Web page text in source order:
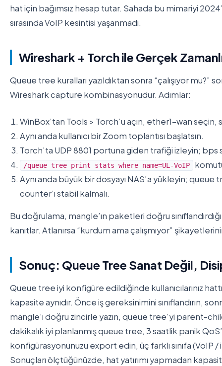
hat için bağımsız hesap tutar. Sahada bu mimariyi
sırasında VoIP kesintisi yaşanmadı.
Wireshark + Torch ile Gerçek
Queue tree kuralları yazıldıktan sonra “çalışıyor mu?”
Wireshark capture kombinasyonudur. Adımlar:
WinBox’tan Tools > Torch’u açın, ether1-wan
Aynı anda kullanıcı bir Zoom toplantısı başlatsın.
Torch’ta UDP 8801 portuna giden trafiği izleyin;
/queue tree print stats where name=UL-VoIP
Aynı anda büyük bir dosyayı NAS’a yükleyin;
counter’ı stabil kalmalı.
Bu doğrulama, mangle’ın paketleri doğru
kanıtlar. Atlanırsa “kurdum ama çalışmıyor”
Sonuç: Queue Tree Sanat Değil,
Queue tree iyi konfigüre edildiğinde kullanıcılarınız
kapasite aynıdır. Önce iş gereksinimini sınıflandırın,
mangle’ı doğru zincirle yazın, queue tree’yi parent-
dakikalık iyi planlanmış queue tree, 3 saatlik panik
konfigürasyonunuzu export edin, üç farklı sınıfa
Sonuçları ölçtüğünüzde, hat yatırımı yapmadan